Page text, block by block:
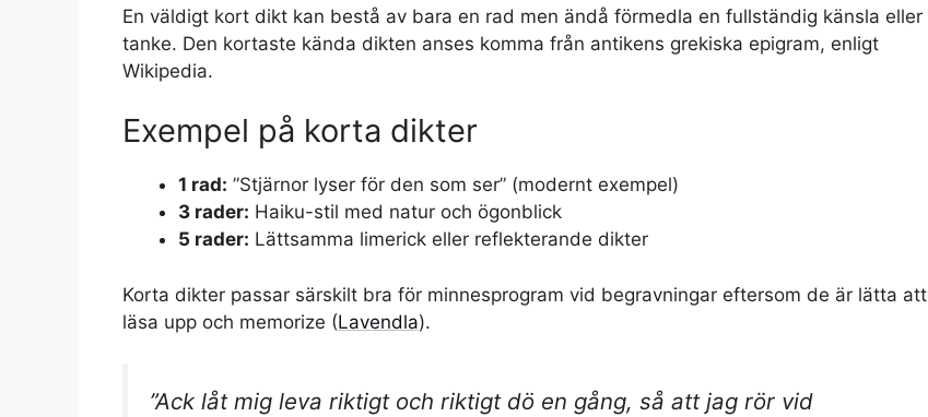
En väldigt kort dikt kan bestå av bara en rad men ändå förmedla en fullständig känsla eller
tanke. Den kortaste kända dikten anses komma från antikens grekiska epigram, enligt
Wikipedia.
Exempel på korta dikter
1 rad: ”Stjärnor lyser för den som ser” (modernt exempel)
3 rader: Haiku-stil med natur och ögonblick
5 rader: Lättsamma limerick eller reflekterande dikter
Korta dikter passar särskilt bra för minnesprogram vid begravningar eftersom de är lätta att
läsa upp och memorize (Lavendla).
”Ack låt mig leva riktigt och riktigt dö en gång, så att jag rör vid